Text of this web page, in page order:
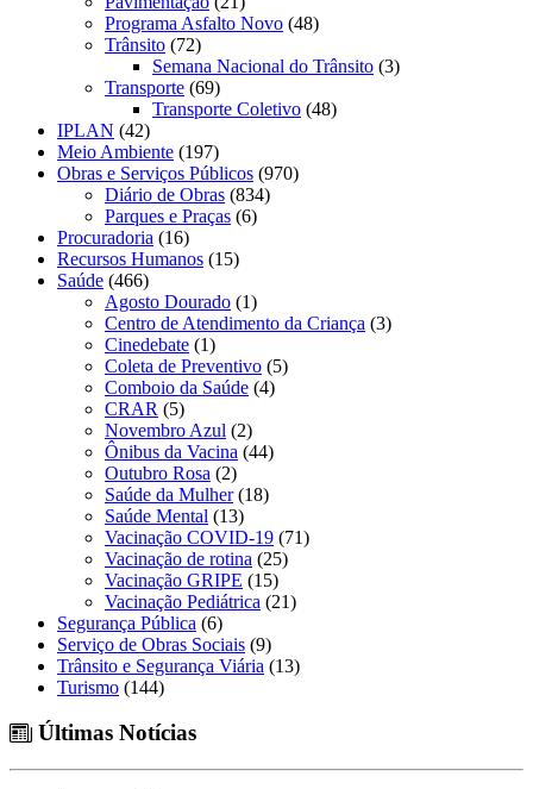
Programa Asfalto Novo (48)
Trânsito (72)
Semana Nacional do Trânsito (3)
Transporte (69)
Transporte Coletivo (48)
IPLAN (42)
Meio Ambiente (197)
Obras e Serviços Públicos (970)
Diário de Obras (834)
Parques e Praças (6)
Procuradoria (16)
Recursos Humanos (15)
Saúde (466)
Agosto Dourado (1)
Centro de Atendimento da Criança (3)
Cinedebate (1)
Coleta de Preventivo (5)
Comboio da Saúde (4)
CRAR (5)
Novembro Azul (2)
Ônibus da Vacina (44)
Outubro Rosa (2)
Saúde da Mulher(18)
Saúde Mental (13)
Vacinação COVID-19 (71)
Vacinação de rotina (25)
Vacinação GRIPE (15)
Vacinação Pediátrica (21)
Segurança Pública (6)
Serviço de Obras Sociais (9)
Trânsito e Segurança Viária (13)
Turismo (144)
Últimas Notícias